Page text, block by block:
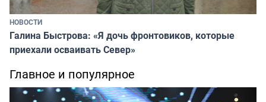
НОВОСТИ
Галина Быстрова: «Я дочь фронтовиков, которые
приехали осваивать Север»
Главное и популярное